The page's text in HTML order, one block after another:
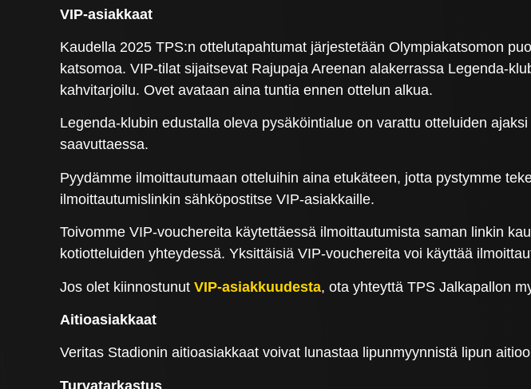
VIP-asiakkaat
Kaudella 2025 TPS:n ottelutapahtumat järjestetään Olympiakatsomon
katsomoa. VIP-tilat sijaitsevat Rajupaja Areenan alakerrassa Legenda-
kahvitarjoilu. Ovet avataan aina tuntia ennen ottelun alkua.
Legenda-klubin edustalla oleva pysäköintialue on varattu otteluiden
saavuttaessa.
Pyydämme ilmoittautumaan otteluihin aina etukäteen, jotta pystymme
ilmoittautumislinkin sähköpostitse VIP-asiakkaille.
Toivomme VIP-vouchereita käytettäessä ilmoittautumista saman linkin
kotiotteluiden yhteydessä. Yksittäisiä VIP-vouchereita voi käyttää
Jos olet kiinnostunutVIP-asiakkuudesta, ota yhteyttä TPS Jalkapallon
Aitioasiakkaat
Veritas Stadionin aitioasiakkaat voivat lunastaa lipunmyynnistä lipun
Turvatarkastus